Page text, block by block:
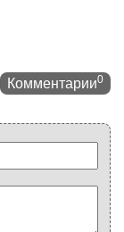
Комментарии0